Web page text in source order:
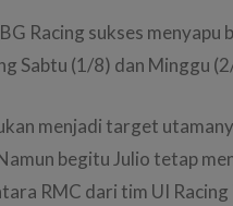
Racing sukses menyapu
Sabtu (1/8) dan Minggu
menjadi target
begitu Julio tetap
RMC dari tim UI